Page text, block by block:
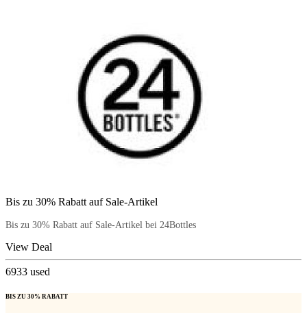
Bis zu 30% Rabatt auf Sale-Artikel
Bis zu 30% Rabatt auf Sale-Artikel bei 24Bottles
View Deal
6933 used
BIS ZU 30% RABATT